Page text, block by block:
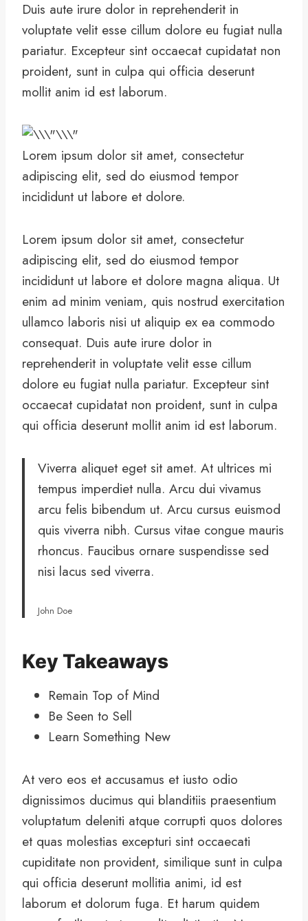
Duis aute irure dolor in reprehenderit in
voluptate velit esse cillum dolore eu fugiat nulla
pariatur. Excepteur sint occaecat cupidatat non
proident, sunt in culpa qui officia deserunt
mollit anim id est laborum.
Lorem ipsum dolor sit amet, consectetur
adipiscing elit, sed do eiusmod tempor
incididunt ut labore et dolore.
Lorem ipsum dolor sit amet, consectetur
adipiscing elit, sed do eiusmod tempor
incididunt ut labore et dolore magna aliqua. Ut
enim ad minim veniam, quis nostrud exercitation
ullamco laboris nisi ut aliquip ex ea commodo
consequat. Duis aute irure dolor in
reprehenderit in voluptate velit esse cillum
dolore eu fugiat nulla pariatur. Excepteur sint
occaecat cupidatat non proident, sunt in culpa
qui officia deserunt mollit anim id est laborum.
Viverra aliquet eget sit amet. At ultrices mi
tempus imperdiet nulla. Arcu dui vivamus
arcu felis bibendum ut. Arcu cursus euismod
quis viverra nibh. Cursus vitae congue mauris
rhoncus. Faucibus ornare suspendisse sed
nisi lacus sed viverra.
John Doe
Key Takeaways
Remain Top of Mind
Be Seen to Sell
Learn Something New
At vero eos et accusamus et iusto odio
dignissimos ducimus qui blanditiis praesentium
voluptatum deleniti atque corrupti quos dolores
et quas molestias excepturi sint occaecati
cupiditate non provident, similique sunt in culpa
qui officia deserunt mollitia animi, id est
laborum et dolorum fuga. Et harum quidem